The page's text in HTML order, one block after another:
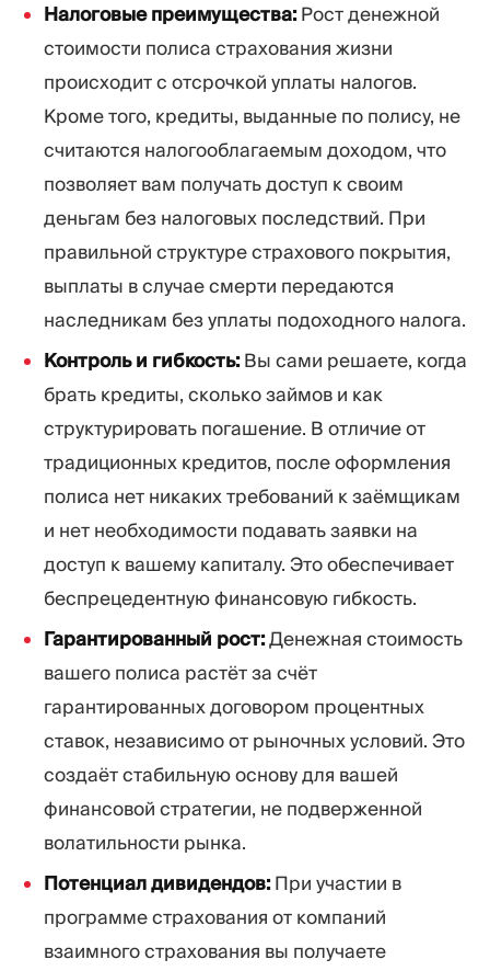
Налоговые преимущества:Рост денежной
стоимости полиса страхования жизни
происходит с отсрочкой уплаты налогов.
Кроме того, кредиты, выданные по полису, не
считаются налогооблагаемым доходом, что
позволяет вам получать доступ к своим
деньгам без налоговых последствий. При
правильной структуре страхового покрытия,
выплаты в случае смерти передаются
наследникам без уплаты подоходного налога.
Контроль и гибкость:Вы сами решаете, когда
брать кредиты, сколько займов и как
структурировать погашение. В отличие от
традиционных кредитов, после оформления
полиса нет никаких требований к заёмщикам
и нет необходимости подавать заявки на
доступ к вашему капиталу. Это обеспечивает
беспрецедентную финансовую гибкость.
Гарантированный рост:Денежная стоимость
вашего полиса растёт за счёт
гарантированных договором процентных
ставок, независимо от рыночных условий. Это
создаёт стабильную основу для вашей
финансовой стратегии, не подверженной
волатильности рынка.
Потенциал дивидендов:При участии в
программе страхования от компаний
взаимного страхования вы получаете